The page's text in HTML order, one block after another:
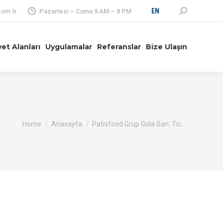
Pazartesi – Cuma 9 AM – 8 PM EN Search:
Alanları Uygulamalar Referanslar Bize Ulaşın
You are here:
Home Anasayfa Patisfood Grup Gıda San. Tic.…